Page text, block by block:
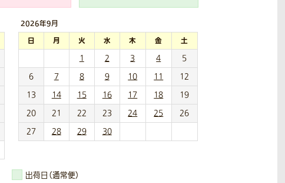
2026年9月
日 月 火 水 木 金
土
1
2 3 4
5
6
7 8 9 10 11
12
13
14 15 16 17 18
19
20
21 22 23 24 25
26
27
28 29 30
出荷日（通常便）